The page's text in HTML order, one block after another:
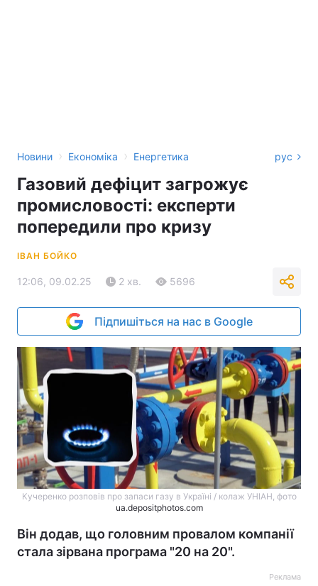
Новини › Економіка › Енергетика рус
Газовий дефіцит загрожує
промисловості: експерти
попередили про кризу
ІВАН БОЙКО
12:06, 09.02.25 2 хв. 5696
Підпишіться на нас в Google
Кучеренко розповів про запаси газу в Україні / колаж УНІАН, фото
ua.depositphotos.com
Він додав, що головним провалом компанії
стала зірвана програма "20 на 20".
Реклама